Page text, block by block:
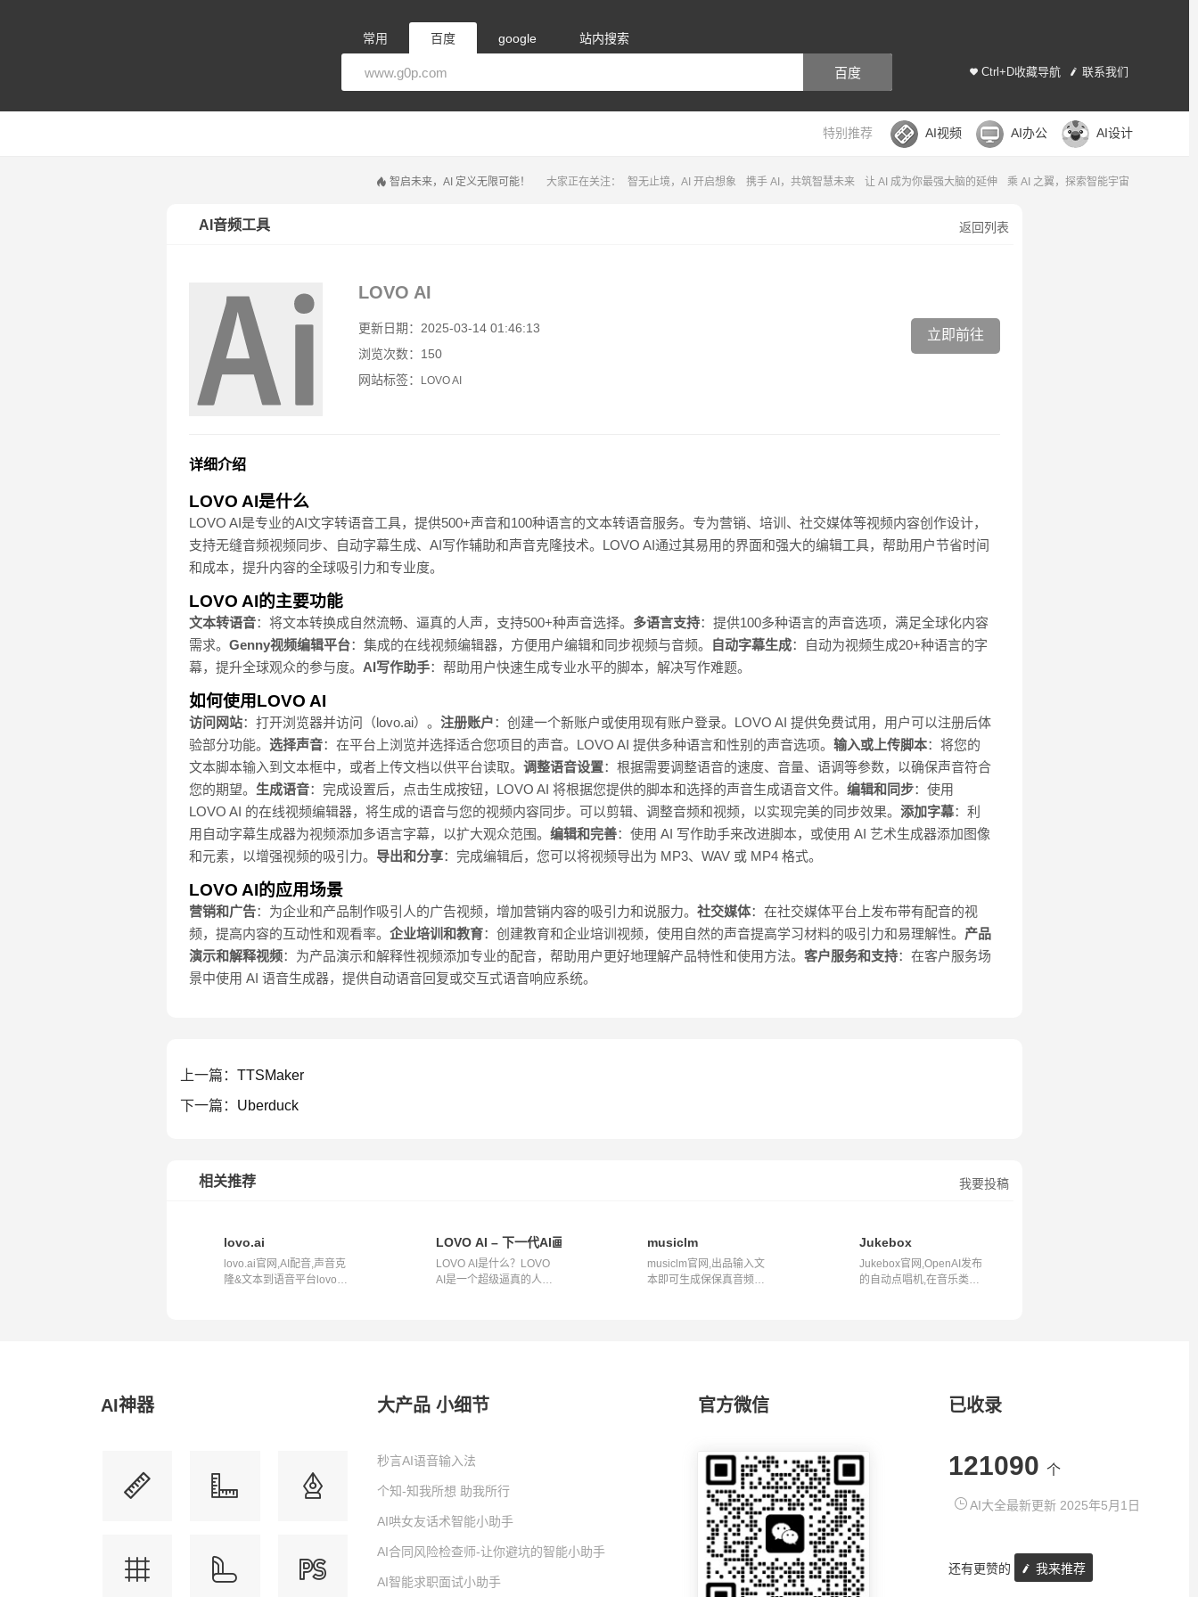
常用 百度 google 站内搜索
Ctrl+D收藏导航 联系我们
百度
特别推荐 AI视频 AI办公 AI设计
大家正在关注： 智无止境，AI 开启想象 携手 AI，共筑智慧未来 让 AI 成为你最强大脑的延伸 乘 AI 之翼，探索智能宇宙
智启未来，AI 定义无限可能！
返回列表
AI音频工具
LOVO AI
更新日期：2025-03-14 01:46:13
浏览次数：150
网站标签：
LOVO AI
立即前往
详细介绍
LOVO AI是什么
LOVO AI是专业的AI文字转语音工具，提供500+声音和100种语言的文本转语音服务。专为营销、培训、社交媒体等视频内容创作设计，
支持无缝音频视频同步、自动字幕生成、AI写作辅助和声音克隆技术。LOVO AI通过其易用的界面和强大的编辑工具，帮助用户节省时间
和成本，提升内容的全球吸引力和专业度。
LOVO AI的主要功能
文本转语音：将文本转换成自然流畅、逼真的人声，支持500+种声音选择。 多语言支持：提供100多种语言的声音选项，满足全球化内容
需求。 Genny视频编辑平台：集成的在线视频编辑器，方便用户编辑和同步视频与音频。 自动字幕生成：自动为视频生成20+种语言的字
幕，提升全球观众的参与度。 AI写作助手：帮助用户快速生成专业水平的脚本，解决写作难题。
如何使用LOVO AI
访问网站：打开浏览器并访问（lovo.ai）。 注册账户：创建一个新账户或使用现有账户登录。LOVO AI 提供免费试用，用户可以注册后体
验部分功能。 选择声音：在平台上浏览并选择适合您项目的声音。LOVO AI 提供多种语言和性别的声音选项。 输入或上传脚本：将您的
文本脚本输入到文本框中，或者上传文档以供平台读取。 调整语音设置：根据需要调整语音的速度、音量、语调等参数，以确保声音符合
您的期望。 生成语音：完成设置后，点击生成按钮，LOVO AI 将根据您提供的脚本和选择的声音生成语音文件。 编辑和同步：使用
LOVO AI 的在线视频编辑器，将生成的语音与您的视频内容同步。可以剪辑、调整音频和视频，以实现完美的同步效果。 添加字幕：利
用自动字幕生成器为视频添加多语言字幕，以扩大观众范围。 编辑和完善：使用 AI 写作助手来改进脚本，或使用 AI 艺术生成器添加图像
和元素，以增强视频的吸引力。 导出和分享：完成编辑后，您可以将视频导出为 MP3、WAV 或 MP4 格式。
LOVO AI的应用场景
营销和广告：为企业和产品制作吸引人的广告视频，增加营销内容的吸引力和说服力。 社交媒体：在社交媒体平台上发布带有配音的视
频，提高内容的互动性和观看率。 企业培训和教育：创建教育和企业培训视频，使用自然的声音提高学习材料的吸引力和易理解性。 产品
演示和解释视频：为产品演示和解释性视频添加专业的配音，帮助用户更好地理解产品特性和使用方法。 客户服务和支持：在客户服务场
景中使用 AI 语音生成器，提供自动语音回复或交互式语音响应系统。
上一篇： TTSMaker
下一篇： Uberduck
我要投稿
相关推荐
lovo.ai
lovo.ai官网,AI配音,声音克
隆&文本到语音平台lovo.ai
LOVO AI – 下一代AI画外音&文本到语音平台
LOVO AI是什么？LOVO
AI是一个超级逼真的人工
musiclm
musiclm官网,出品输入文
本即可生成保保真音频音
Jukebox
Jukebox官网,OpenAI发布
的自动点唱机,在音乐类型
AI神器 大产品 小细节
秒言AI语音输入法
个知-知我所想 助我所行
AI哄女友话术智能小助手
AI合同风险检查师-让你避坑的智能小助手
AI智能求职面试小助手
官方微信 已收录
121090 个
AI大全最新更新 2025年5月1日
还有更赞的 我来推荐